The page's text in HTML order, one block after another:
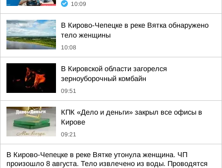
10:09
В Кирово-Чепецке в реке Вятка обнаружено
тело женщины
10:08
В Кировской области загорелся
зерноуборочный комбайн
09:51
КПК «Дело и деньги» закрыл все офисы в
Кирове
09:21
В Кирово-Чепецке в реке Вятке утонула женщина. ЧП
произошло 8 августа. Тело извлечено из воды. Проводятся